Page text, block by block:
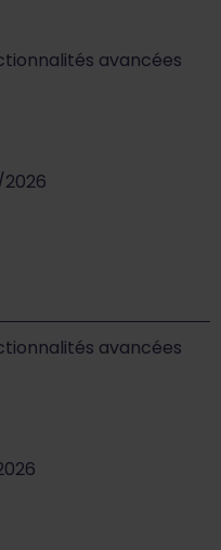
avancées
avancées